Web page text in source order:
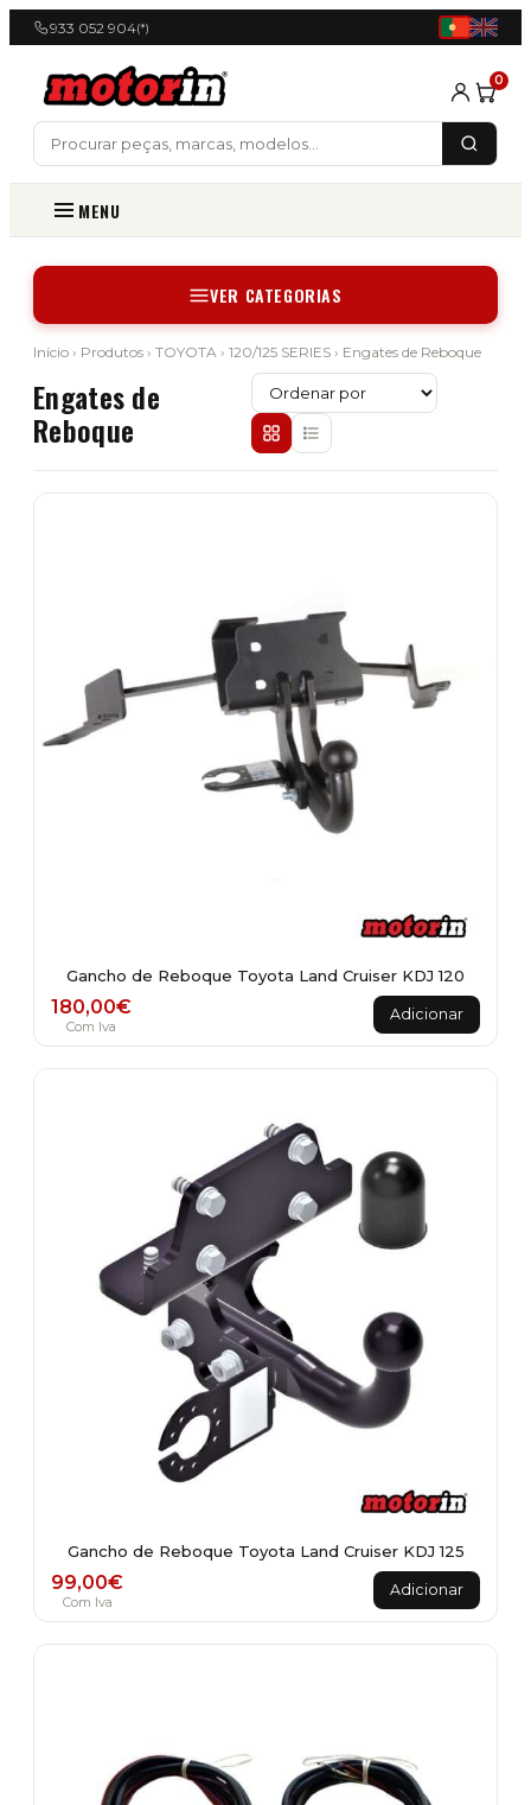
933 052 904(*)
0
MENU
VER CATEGORIAS
Início › Produtos › TOYOTA › 120/125 SERIES › Engates de Reboque
Engates de
Reboque
Gancho de Reboque Toyota Land Cruiser KDJ 120
180,00€
Com Iva
Adicionar
Gancho de Reboque Toyota Land Cruiser KDJ 125
99,00€
Com Iva
Adicionar